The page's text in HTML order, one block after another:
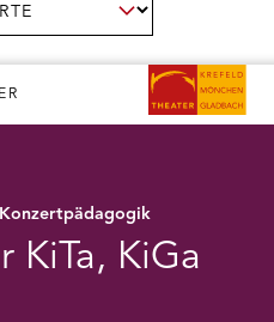
Konzertpädagogik
KiTa, KiGa